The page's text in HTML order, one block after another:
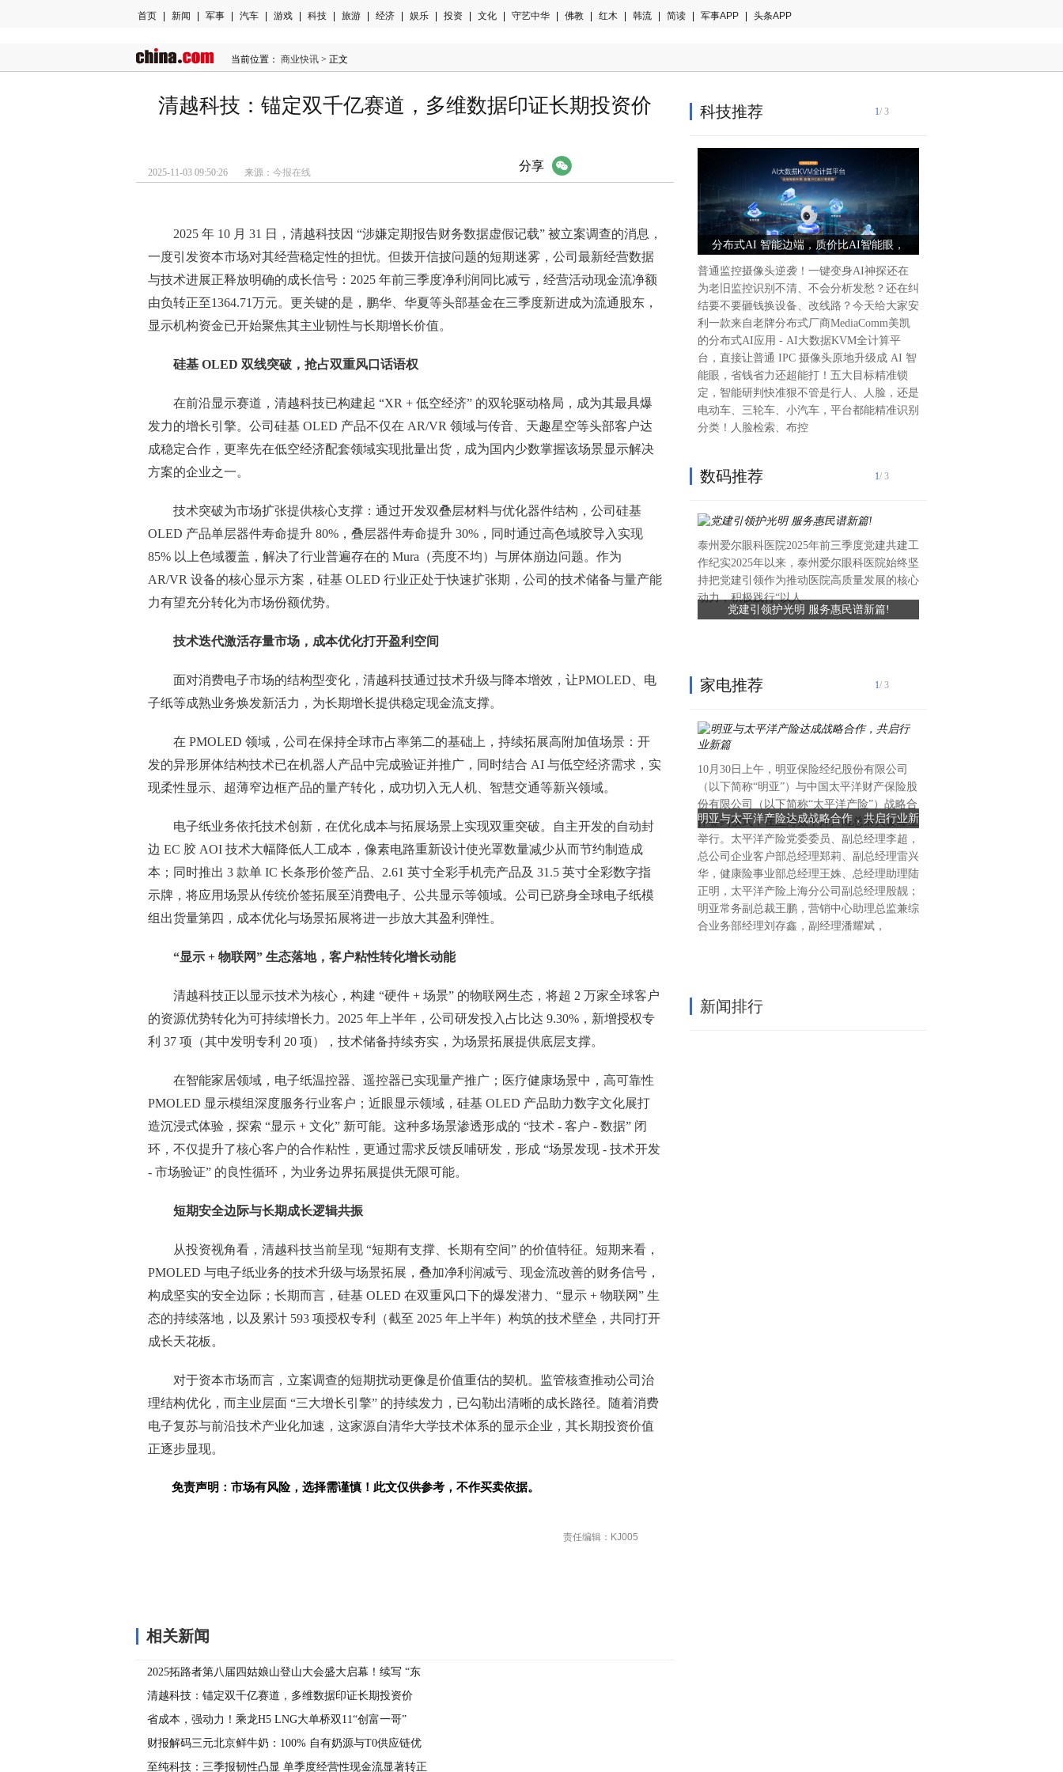
首页 新闻 军事 汽车 游戏 科技 旅游 经济 娱乐 投资 文化 守艺中华 佛教 红木 韩流 简读 军事APP 头条APP
当前位置： 商业快讯 > 正文
清越科技：锚定双千亿赛道，多维数据印证长期投资价
2025-11-03 09:50:26 来源： 今报在线 分享
2025 年 10 月 31 日，清越科技因 “涉嫌定期报告财务数据虚假记载” 被立案调查的消息，
一度引发资本市场对其经营稳定性的担忧。但拨开信披问题的短期迷雾，公司最新经营数据
与技术进展正释放明确的成长信号：2025 年前三季度净利润同比减亏，经营活动现金流净额
由负转正至1364.71万元。更关键的是，鹏华、华夏等头部基金在三季度新进成为流通股东，
显示机构资金已开始聚焦其主业韧性与长期增长价值。
硅基 OLED 双线突破，抢占双重风口话语权
在前沿显示赛道，清越科技已构建起 “XR + 低空经济” 的双轮驱动格局，成为其最具爆
发力的增长引擎。公司硅基 OLED 产品不仅在 AR/VR 领域与传音、天趣星空等头部客户达
成稳定合作，更率先在低空经济配套领域实现批量出货，成为国内少数掌握该场景显示解决
方案的企业之一。
技术突破为市场扩张提供核心支撑：通过开发双叠层材料与优化器件结构，公司硅基
OLED 产品单层器件寿命提升 80%，叠层器件寿命提升 30%，同时通过高色域胶导入实现
85% 以上色域覆盖，解决了行业普遍存在的 Mura（亮度不均）与屏体崩边问题。作为
AR/VR 设备的核心显示方案，硅基 OLED 行业正处于快速扩张期，公司的技术储备与量产能
力有望充分转化为市场份额优势。
技术迭代激活存量市场，成本优化打开盈利空间
面对消费电子市场的结构型变化，清越科技通过技术升级与降本增效，让PMOLED、电
子纸等成熟业务焕发新活力，为长期增长提供稳定现金流支撑。
在 PMOLED 领域，公司在保持全球市占率第二的基础上，持续拓展高附加值场景：开
发的异形屏体结构技术已在机器人产品中完成验证并推广，同时结合 AI 与低空经济需求，实
现柔性显示、超薄窄边框产品的量产转化，成功切入无人机、智慧交通等新兴领域。
电子纸业务依托技术创新，在优化成本与拓展场景上实现双重突破。自主开发的自动封
边 EC 胶 AOI 技术大幅降低人工成本，像素电路重新设计使光罩数量减少从而节约制造成
本；同时推出 3 款单 IC 长条形价签产品、2.61 英寸全彩手机壳产品及 31.5 英寸全彩数字指
示牌，将应用场景从传统价签拓展至消费电子、公共显示等领域。公司已跻身全球电子纸模
组出货量第四，成本优化与场景拓展将进一步放大其盈利弹性。
“显示 + 物联网” 生态落地，客户粘性转化增长动能
清越科技正以显示技术为核心，构建 “硬件 + 场景” 的物联网生态，将超 2 万家全球客户
的资源优势转化为可持续增长力。2025 年上半年，公司研发投入占比达 9.30%，新增授权专
利 37 项（其中发明专利 20 项），技术储备持续夯实，为场景拓展提供底层支撑。
在智能家居领域，电子纸温控器、遥控器已实现量产推广；医疗健康场景中，高可靠性
PMOLED 显示模组深度服务行业客户；近眼显示领域，硅基 OLED 产品助力数字文化展打
造沉浸式体验，探索 “显示 + 文化” 新可能。这种多场景渗透形成的 “技术 - 客户 - 数据” 闭
环，不仅提升了核心客户的合作粘性，更通过需求反馈反哺研发，形成 “场景发现 - 技术开发
- 市场验证” 的良性循环，为业务边界拓展提供无限可能。
短期安全边际与长期成长逻辑共振
从投资视角看，清越科技当前呈现 “短期有支撑、长期有空间” 的价值特征。短期来看，
PMOLED 与电子纸业务的技术升级与场景拓展，叠加净利润减亏、现金流改善的财务信号，
构成坚实的安全边际；长期而言，硅基 OLED 在双重风口下的爆发潜力、“显示 + 物联网” 生
态的持续落地，以及累计 593 项授权专利（截至 2025 年上半年）构筑的技术壁垒，共同打开
成长天花板。
对于资本市场而言，立案调查的短期扰动更像是价值重估的契机。监管核查推动公司治
理结构优化，而主业层面 “三大增长引擎” 的持续发力，已勾勒出清晰的成长路径。随着消费
电子复苏与前沿技术产业化加速，这家源自清华大学技术体系的显示企业，其长期投资价值
正逐步显现。
免责声明：市场有风险，选择需谨慎！此文仅供参考，不作买卖依据。
责任编辑：KJ005
相关新闻
2025拓路者第八届四姑娘山登山大会盛大启幕！续写 “东
方圣山・户外天堂” 传奇
清越科技：锚定双千亿赛道，多维数据印证长期投资价
省成本，强动力！乘龙H5 LNG大单桥双11“创富一哥”
财报解码三元北京鲜牛奶：100% 自有奶源与T0供应链优
势撬动百亿低温市场
至纯科技：三季报韧性凸显 单季度经营性现金流显著转正
科技推荐
分布式AI 智能边端，质价比AI智能眼，
MediaComm美凯良心出品
普通监控摄像头逆袭！一键变身AI神探还在
为老旧监控识别不清、不会分析发愁？还在纠
结要不要砸钱换设备、改线路？今天给大家安
利一款来自老牌分布式厂商MediaComm美凯
的分布式AI应用 - AI大数据KVM全计算平
台，直接让普通 IPC 摄像头原地升级成 AI 智
能眼，省钱省力还超能打！五大目标精准锁
定，智能研判快准狠不管是行人、人脸，还是
电动车、三轮车、小汽车，平台都能精准识别
分类！人脸检索、布控
1/ 3
数码推荐
党建引领护光明 服务惠民谱新篇!
泰州爱尔眼科医院2025年前三季度党建共建工
作纪实2025年以来，泰州爱尔眼科医院始终坚
持把党建引领作为推动医院高质量发展的核心
动力，积极践行“以人...
1/ 3
家电推荐
明亚与太平洋产险达成战略合作，共启行业新
篇
10月30日上午，明亚保险经纪股份有限公司
（以下简称“明亚”）与中国太平洋财产保险股
份有限公司（以下简称“太平洋产险”）战略合
作签约仪式，在上海太平洋产险总部大厦隆重
举行。太平洋产险党委委员、副总经理李超，
总公司企业客户部总经理郑莉、副总经理雷兴
华，健康险事业部总经理王姝、总经理助理陆
正明，太平洋产险上海分公司副总经理殷靓；
明亚常务副总裁王鹏，营销中心助理总监兼综
合业务部经理刘存鑫，副经理潘耀斌，
1/ 3
新闻排行